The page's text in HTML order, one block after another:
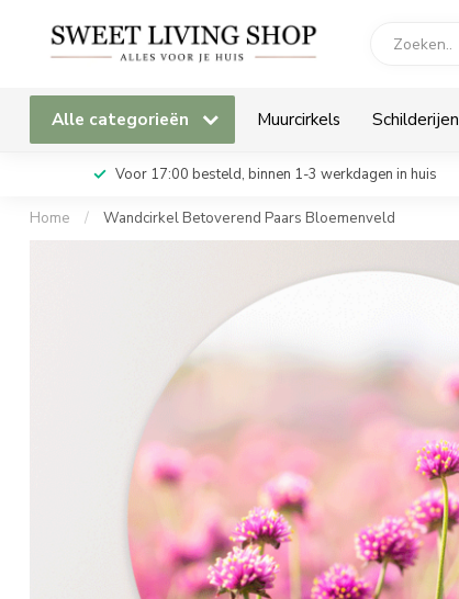
Alle categorieën Muurcirkels Schilderijen
Voor 17:00 besteld, binnen 1-3 werkdagen in huis
Home / Wandcirkel Betoverend Paars Bloemenveld